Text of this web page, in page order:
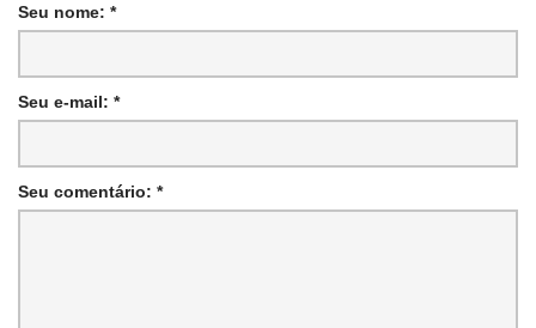
Seu nome: *
Seu e-mail: *
Seu comentário: *